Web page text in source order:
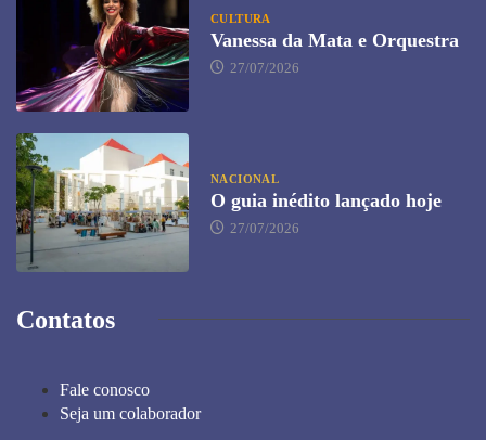
CULTURA
Vanessa da Mata e Orquestra
27/07/2026
NACIONAL
O guia inédito lançado hoje
27/07/2026
Contatos
Fale conosco
Seja um colaborador